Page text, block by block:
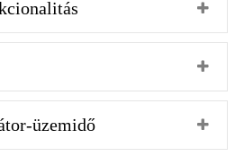
üzemidő